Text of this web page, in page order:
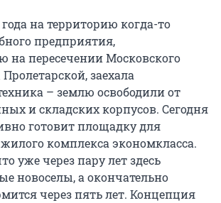
на территорию когда-то
предприятия,
на пересечении Московского
заехала
– землю освободили от
и складских корпусов. Сегодня
готовит площадку для
жилого комплекса экономкласса.
уже через пару лет здесь
новоселы, а окончательно
через пять лет. Концепция